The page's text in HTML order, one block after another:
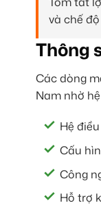
và chế
Thông
Các dòng
Nam nhờ
Hệ
Cấu
Công
Hỗ trợ